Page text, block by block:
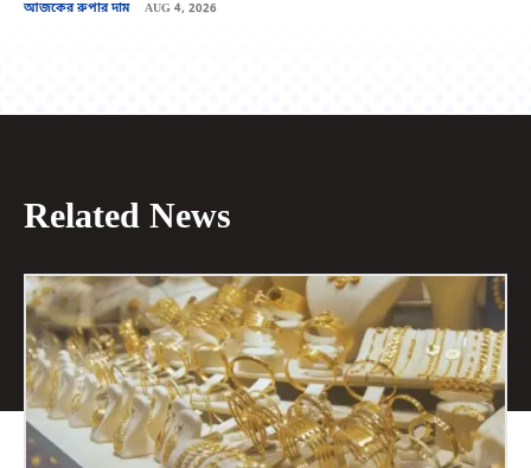
আজকের রুপার দাম AUG 4, 2026
Related News